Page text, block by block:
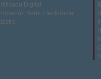
Digital
Sede Electrónica